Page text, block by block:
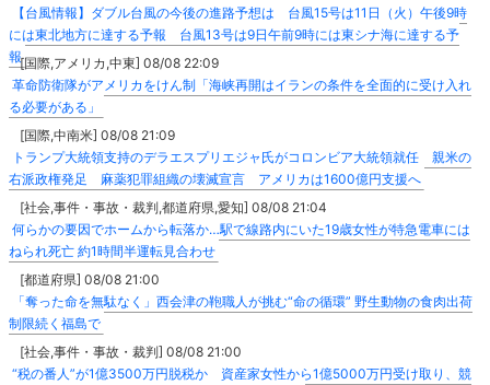
【台風情報】ダブル台風の今後の進路予想は 台風15号は11日（火）午後9時
には東北地方に達する予報 台風13号は9日午前9時には東シナ海に達する予
報[国際,アメリカ,中東] 08/08 22:09
革命防衛隊がアメリカをけん制「海峡再開はイランの条件を全面的に受け入れ
る必要がある」
[国際,中南米] 08/08 21:09
トランプ大統領支持のデラエスプリエジャ氏がコロンビア大統領就任 親米の
右派政権発足 麻薬犯罪組織の壊滅宣言 アメリカは1600億円支援へ
[社会,事件・事故・裁判,都道府県,愛知] 08/08 21:04
何らかの要因でホームから転落か…駅で線路内にいた19歳女性が特急電車には
ねられ死亡 約1時間半運転見合わせ
[都道府県] 08/08 21:00
「奪った命を無駄なく」西会津の鞄職人が挑む“命の循環” 野生動物の食肉出荷
制限続く福島で
[社会,事件・事故・裁判] 08/08 21:00
“税の番人”が1億3500万円脱税か 資産家女性から1億5000万円受け取り、競